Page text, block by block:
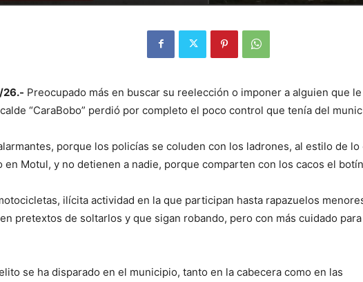
26.- Preocupado más en buscar su reelección o imponer a alguien que
“CaraBobo” perdió por completo el poco control que tenía del
porque los policías se coluden con los ladrones, al estilo de lo
en Motul, y no detienen a nadie, porque comparten con los cacos el
ilícita actividad en la que participan hasta rapazuelos
pretextos de soltarlos y que sigan robando, pero con más cuidado
se ha disparado en el municipio, tanto en la cabecera como en las